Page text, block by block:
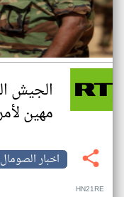
الجيش
مهين
اخبار الصومال
HN21RE